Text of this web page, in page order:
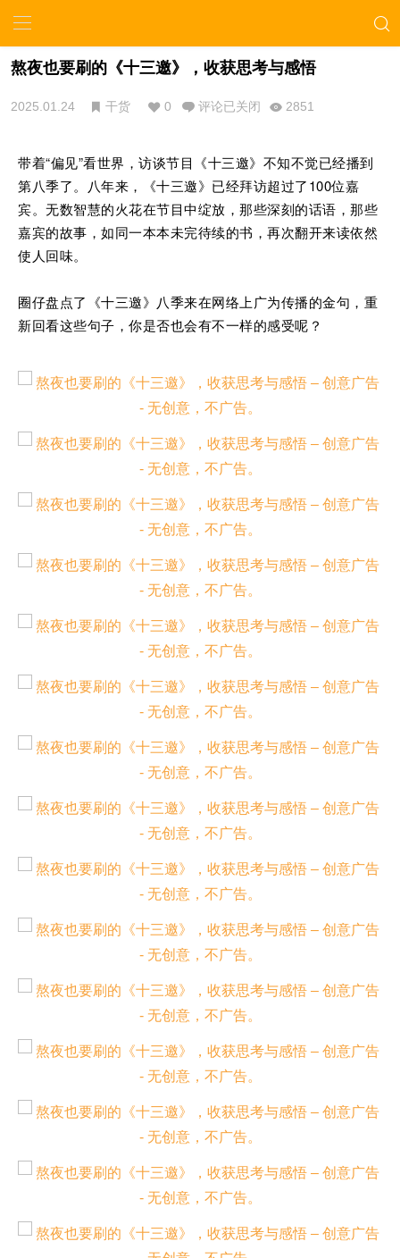
熬夜也要刷的《十三邀》，收获思考与感悟
2025.01.24 干货 0 评论已关闭 2851
带着“偏见”看世界，访谈节目《十三邀》不知不觉已经播到
第八季了。
八年来，《十三邀》已经拜访超过了100位嘉
宾。无数智慧的火花在节目中绽放，那些深刻的话语，那些
嘉宾的故事，如同一本本未完待续的书，再次翻开来读依然
使人回味。
圈仔盘点了《十三邀》八季来在网络上广为传播的金句，重
新回看这些句子，你是否也会有不一样的感受呢？